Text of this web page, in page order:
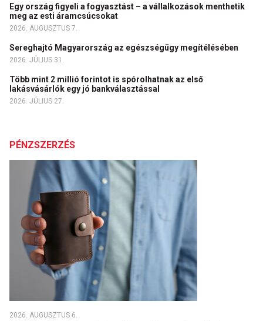
Egy ország figyeli a fogyasztást – a vállalkozások menthetik
meg az esti áramcsúcsokat
2026. AUGUSZTUS 7.
Sereghajtó Magyarország az egészségügy megítélésében
2026. JÚLIUS 31.
Több mint 2 millió forintot is spórolhatnak az első
lakásvásárlók egy jó bankválasztással
2026. JÚLIUS 27.
PÉNZSZERZÉS
2026. AUGUSZTUS 6.